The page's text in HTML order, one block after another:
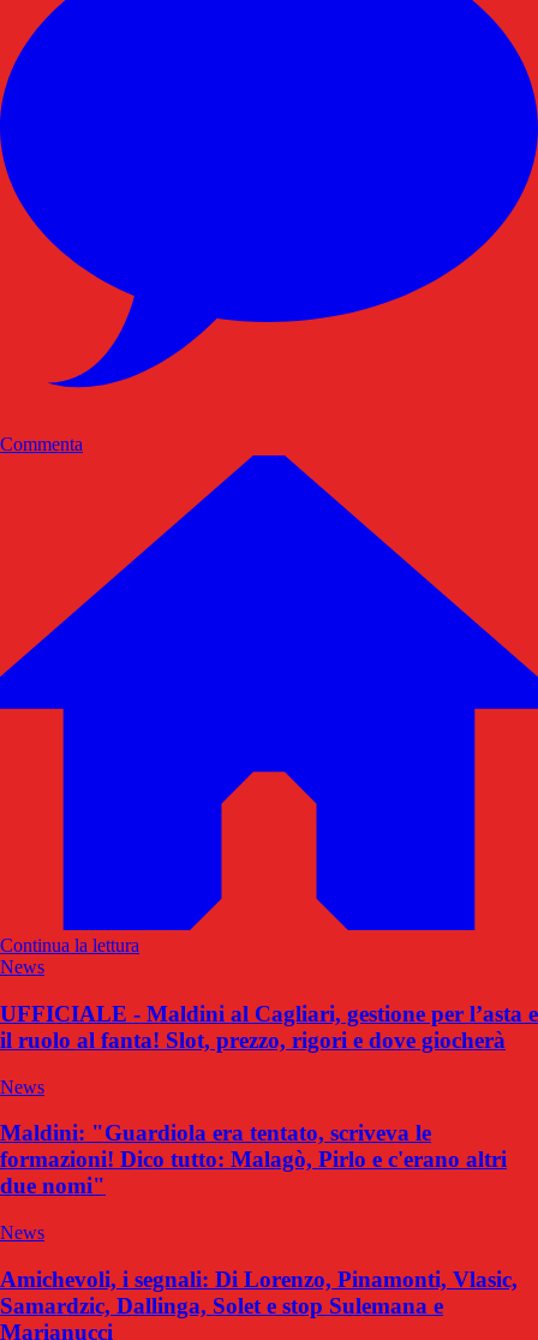
Commenta
Continua la lettura
News
UFFICIALE - Maldini al Cagliari, gestione per l’asta e
il ruolo al fanta! Slot, prezzo, rigori e dove giocherà
News
Maldini: "Guardiola era tentato, scriveva le
formazioni! Dico tutto: Malagò, Pirlo e c'erano altri
due nomi"
News
Amichevoli, i segnali: Di Lorenzo, Pinamonti, Vlasic,
Samardzic, Dallinga, Solet e stop Sulemana e
Marianucci